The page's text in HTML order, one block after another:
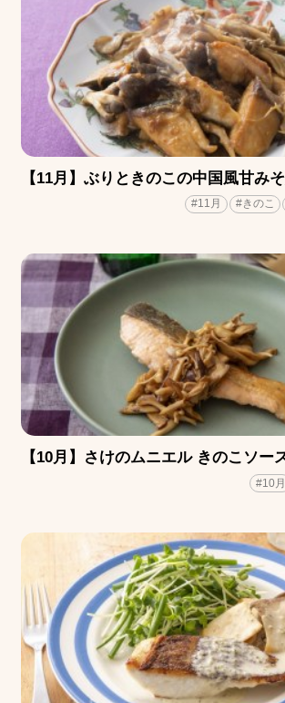
【11月】ぶりときのこの中国風甘み
#11月 #きのこ
【10月】さけのムニエル きのこソー
#10月